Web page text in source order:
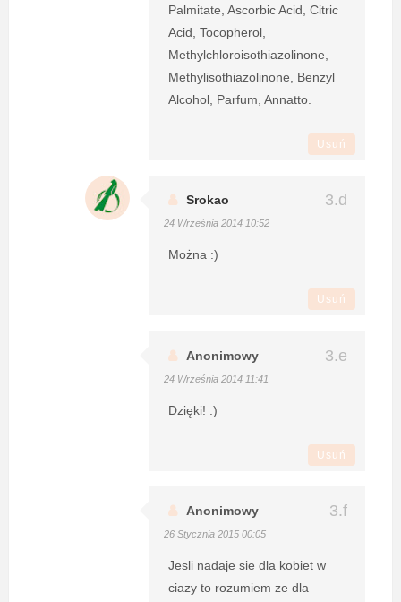
Palmitate, Ascorbic Acid, Citric
Acid, Tocopherol,
Methylchloroisothiazolinone,
Methylisothiazolinone, Benzyl
Alcohol, Parfum, Annatto.
Usuń
Srokao
24 Września 2014 10:52
Można :)
Usuń
Anonimowy
24 Września 2014 11:41
Dzięki! :)
Usuń
Anonimowy
26 Stycznia 2015 00:05
Jesli nadaje sie dla kobiet w
ciazy to rozumiem ze dla